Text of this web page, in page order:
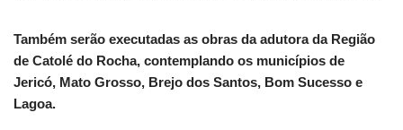
Também serão executadas as obras da adutora da Região
de Catolé do Rocha, contemplando os municípios de
Jericó, Mato Grosso, Brejo dos Santos, Bom Sucesso e
Lagoa.